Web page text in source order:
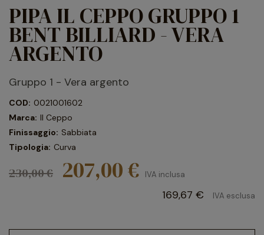
PIPA IL CEPPO GRUPPO 1
BENT BILLIARD - VERA
ARGENTO
Gruppo 1 - Vera argento
COD: 0021001602
Marca: Il Ceppo
Finissaggio: Sabbiata
Tipologia: Curva
230,00 € 207,00 € IVA inclusa
169,67 € IVA esclusa